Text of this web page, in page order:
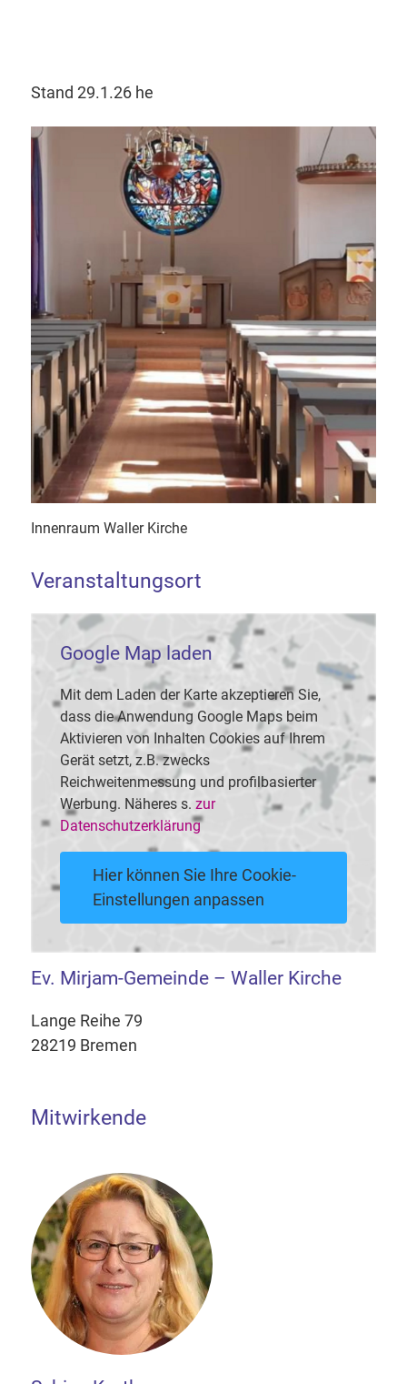
Stand 29.1.26 he
Innenraum Waller Kirche
Veranstaltungsort
Google Map laden
Mit dem Laden der Karte akzeptieren Sie,
dass die Anwendung Google Maps beim
Aktivieren von Inhalten Cookies auf Ihrem
Gerät setzt, z.B. zwecks
Reichweitenmessung und profilbasierter
Werbung. Näheres s. zur
Datenschutzerklärung
Hier können Sie Ihre Cookie-
Einstellungen anpassen
Ev. Mirjam-Gemeinde – Waller Kirche
Lange Reihe 79
28219 Bremen
Mitwirkende